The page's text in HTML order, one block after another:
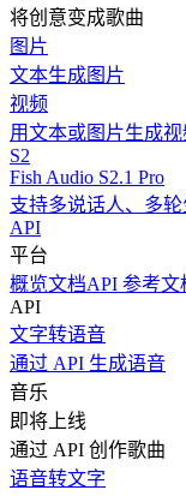
将创意变成歌曲
图片
文本生成图片
视频
用文本或图片生成视
S2
Fish Audio S2.1 Pro
支持多说话人、多
API
平台
概览文档API 参考文
API
文字转语音
通过 API 生成语音
音乐
即将上线
通过 API 创作歌曲
语音转文字